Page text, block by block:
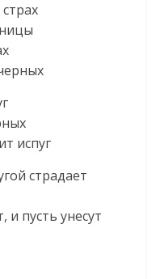
испуг
страдает
и пусть унесут